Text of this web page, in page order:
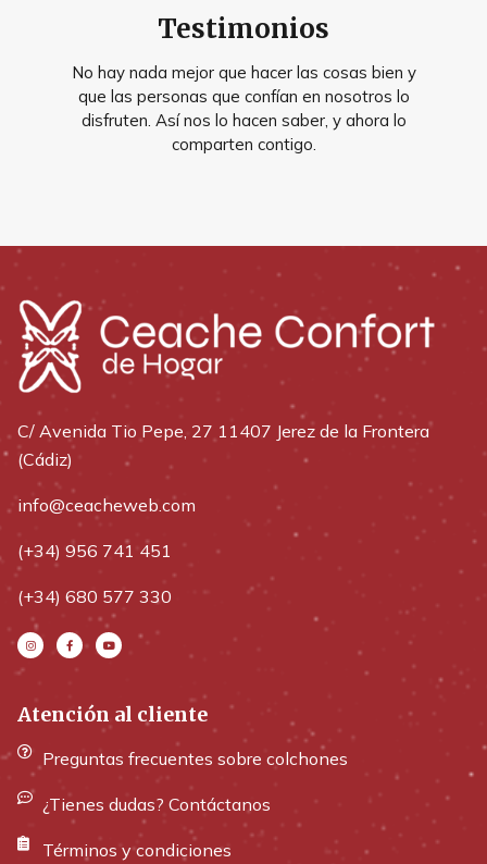
Testimonios
No hay nada mejor que hacer las cosas bien y
que las personas que confían en nosotros lo
disfruten. Así nos lo hacen saber, y ahora lo
comparten contigo.
C/ Avenida Tio Pepe, 27 11407 Jerez de la Frontera
(Cádiz)
info@ceacheweb.com
(+34) 956 741 451
(+34) 680 577 330
Atención al cliente
Preguntas frecuentes sobre colchones
¿Tienes dudas? Contáctanos
Términos y condiciones